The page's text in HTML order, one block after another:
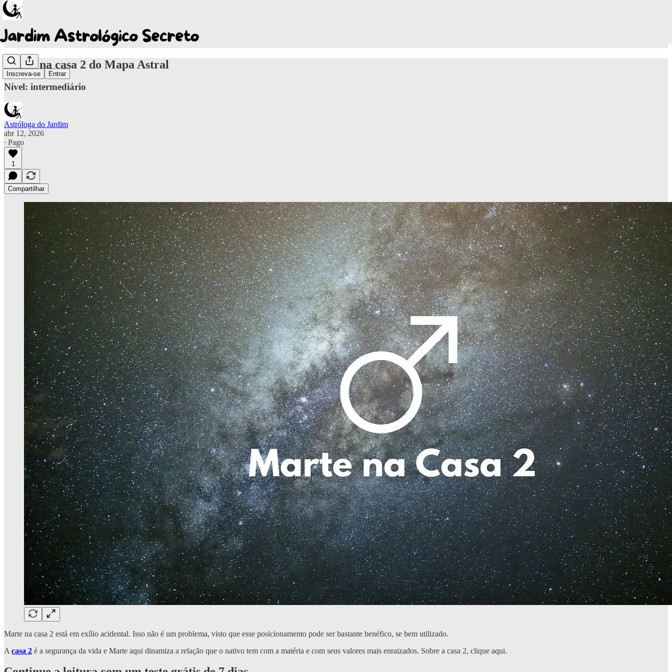
Inscreva-se Entrar
Marte na casa 2 do Mapa Astral
Nível: intermediário
Astróloga do Jardim
abr 12, 2026
∙ Pago
1
Compartilhar
Marte na casa 2 está em exílio acidental. Isso não é um problema, visto que esse posicionamento pode ser bastante benéfico, se bem utilizado.
A casa 2 é a segurança da vida e Marte aqui dinamiza a relação que o nativo tem com a matéria e com seus valores mais enraizados. Sobre a casa 2, clique aqui.